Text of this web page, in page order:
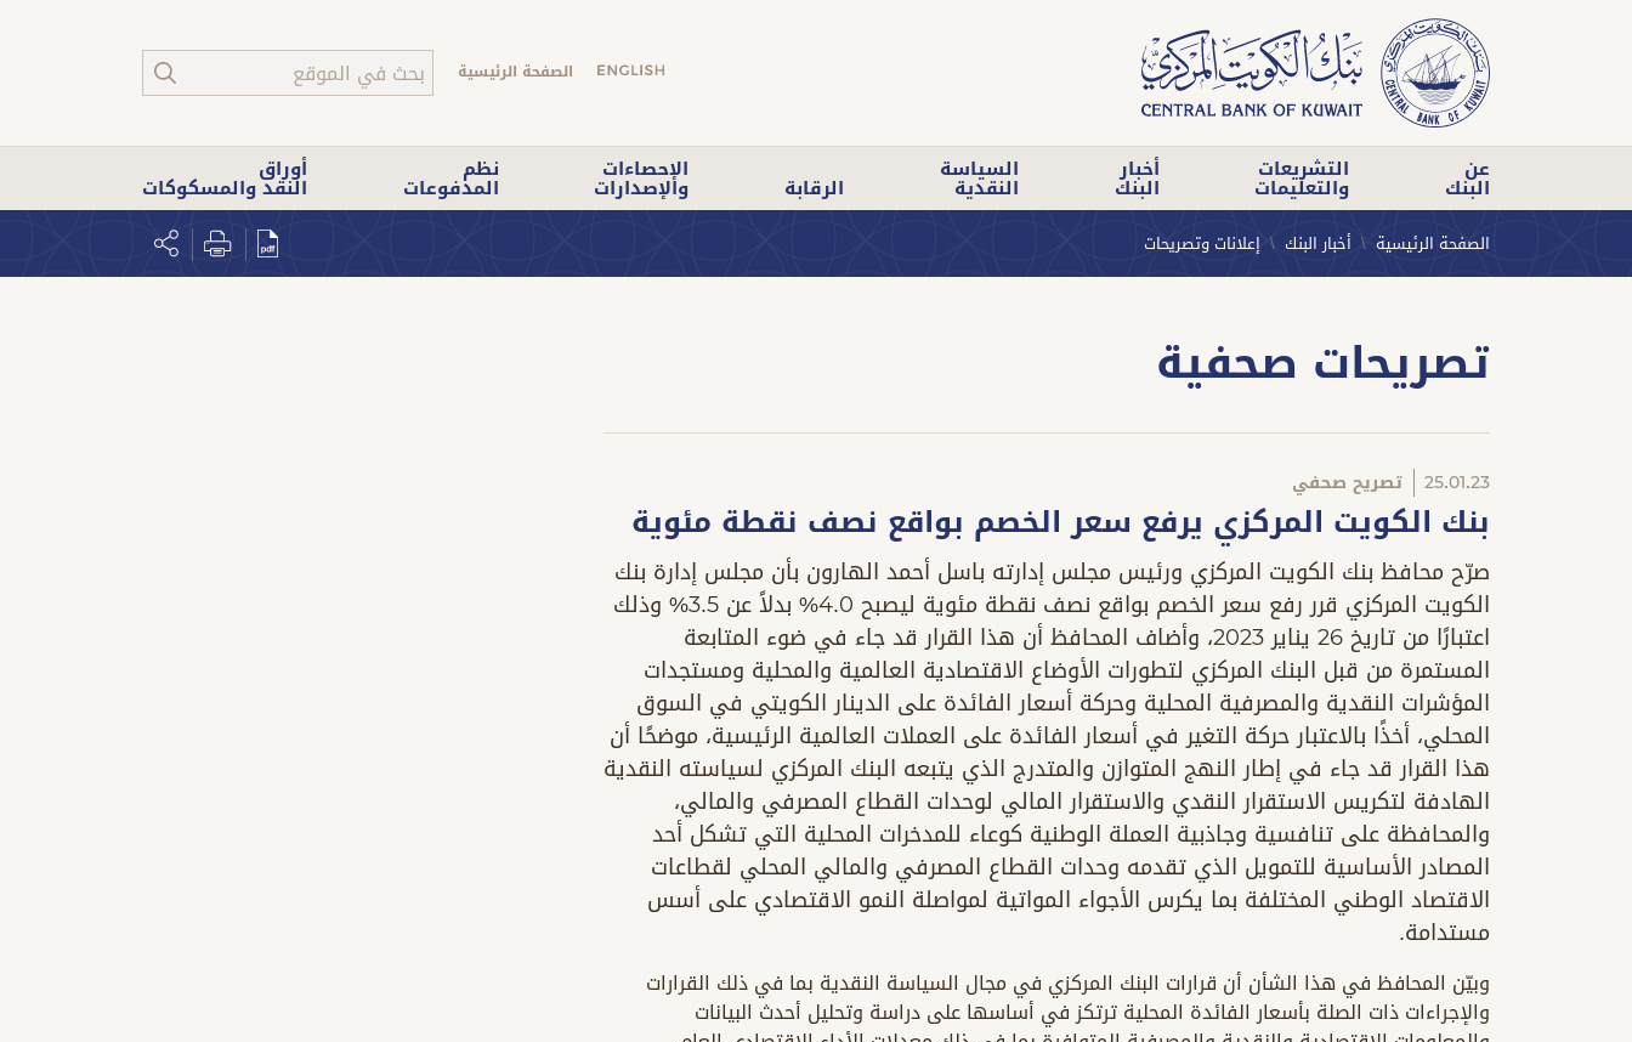
الصفحة الرئيسية
عن
البنك
التشريعات
والتعليمات
أخبار
البنك
السياسة
النقدية الرقابة
الإحصاءات
والإصدارات
نظم
المدفوعات
أوراق
النقد والمسكوكات
الصفحة الرئيسية أخبار البنك إعلانات وتصريحات
تصريحات صحفية
25.01.23 تصريح صحفي
بنك الكويت المركزي يرفع سعر الخصم بواقع نصف نقطة مئوية
صرّح محافظ بنك الكويت المركزي ورئيس مجلس إدارته باسل أحمد الهارون بأن مجلس إدارة بنك
الكويت المركزي قرر رفع سعر الخصم بواقع نصف نقطة مئوية ليصبح 4.0% بدلاً عن 3.5% وذلك
اعتبارًا من تاريخ 26 يناير 2023، وأضاف المحافظ أن هذا القرار قد جاء في ضوء المتابعة
المستمرة من قبل البنك المركزي لتطورات الأوضاع الاقتصادية العالمية والمحلية ومستجدات
المؤشرات النقدية والمصرفية المحلية وحركة أسعار الفائدة على الدينار الكويتي في السوق
المحلي، أخذًا بالاعتبار حركة التغير في أسعار الفائدة على العملات العالمية الرئيسية، موضحًا أن
هذا القرار قد جاء في إطار النهج المتوازن والمتدرج الذي يتبعه البنك المركزي لسياسته النقدية
الهادفة لتكريس الاستقرار النقدي والاستقرار المالي لوحدات القطاع المصرفي والمالي،
والمحافظة على تنافسية وجاذبية العملة الوطنية كوعاء للمدخرات المحلية التي تشكل أحد
المصادر الأساسية للتمويل الذي تقدمه وحدات القطاع المصرفي والمالي المحلي لقطاعات
الاقتصاد الوطني المختلفة بما يكرس الأجواء المواتية لمواصلة النمو الاقتصادي على أسس
مستدامة.
وبيّن المحافظ في هذا الشأن أن قرارات البنك المركزي في مجال السياسة النقدية بما في ذلك القرارات
والإجراءات ذات الصلة بأسعار الفائدة المحلية ترتكز في أساسها على دراسة وتحليل أحدث البيانات